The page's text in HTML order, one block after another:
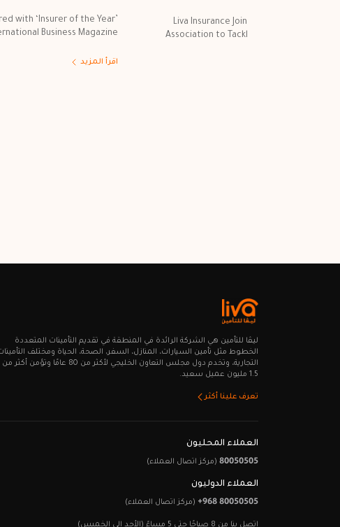
with ‘Insurer of the Year’
Business Magazine
اقرأ المزيد
Liva Insurance Join Hands with Oman
Association to Tackle Diabetes and
ليـڤا للتأمين هي الشركة الرائدة في المنطقة في تقديم التأمينات المتعددة
الخطوط مثل تأمين السيارات، المنازل، السفر، الصحة، الحياة ومختلف
التجارية، وتخدم دول مجلس التعاون الخليجي لأكثر من 80 عامًا وتؤمن أكثر من
1.5 مليون عميل سعيد.
تعرف علينا أكثر
العملاء المحليون
80050505 (مركز اتصال العملاء)
العملاء الدوليون
+968 80050505 (مركز اتصال العملاء)
اتصل بنا من 8 صباحًا حتى 5 مساءً (الأحد إلى الخميس)